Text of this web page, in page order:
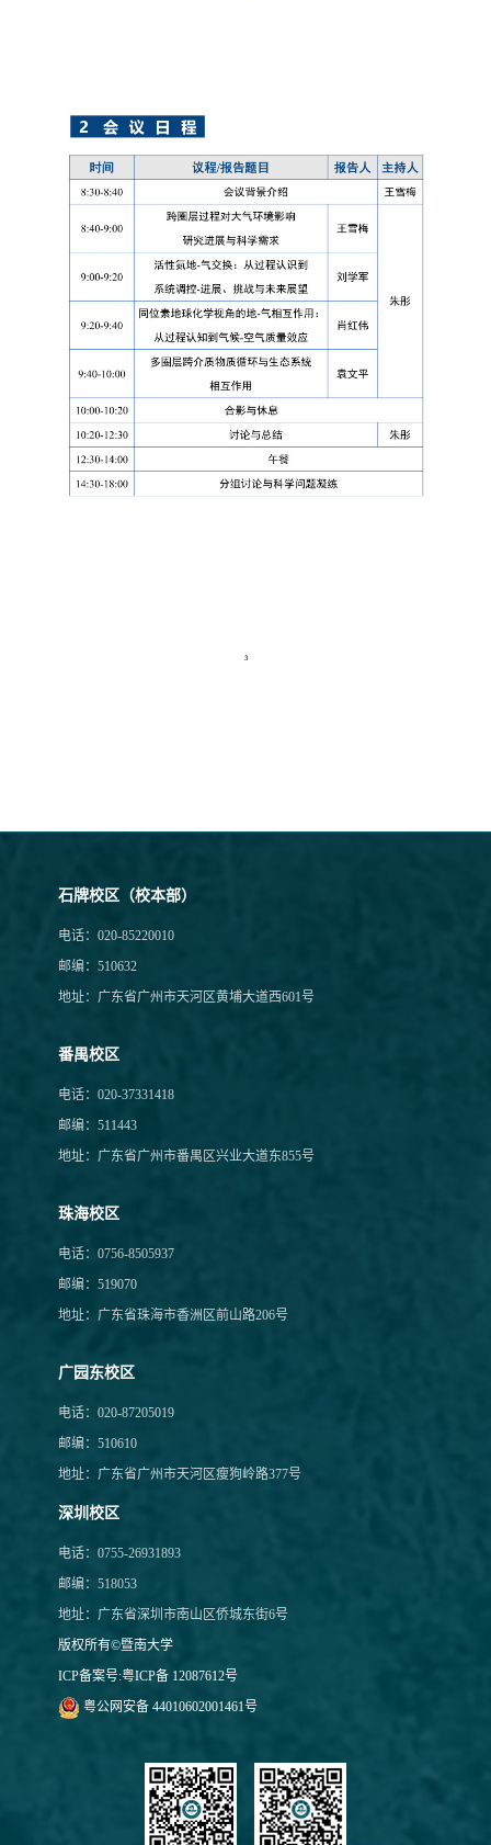
石牌校区（校本部）
电话：020-85220010
邮编：510632
地址：广东省广州市天河区黄埔大道西601号
番禺校区
电话：020-37331418
邮编：511443
地址：广东省广州市番禺区兴业大道东855号
珠海校区
电话：0756-8505937
邮编：519070
地址：广东省珠海市香洲区前山路206号
广园东校区
电话：020-87205019
邮编：510610
地址：广东省广州市天河区瘦狗岭路377号
深圳校区
电话：0755-26931893
邮编：518053
地址：广东省深圳市南山区侨城东街6号
版权所有©暨南大学
ICP备案号:粤ICP备 12087612号
粤公网安备 44010602001461号